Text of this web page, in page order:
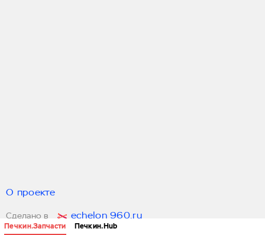
Печкин.Запчасти Печкин.Hub
О проекте
Сделано в echelon 960.ru